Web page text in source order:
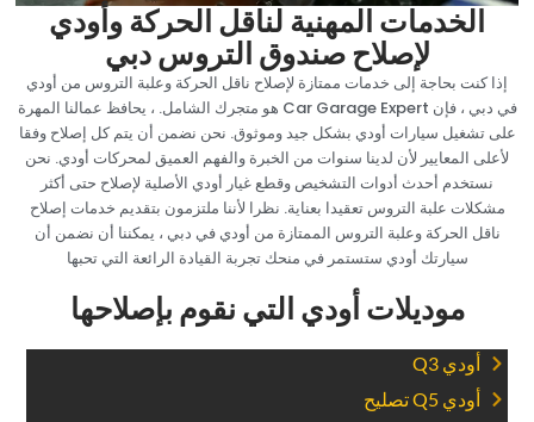
‏موديلات أودي التي نقوم بإصلاحها‏
‏أودي Q3‏
‏أودي Q5 تصليح‏
‏الخدمات المهنية لناقل الحركة وأودي
لإصلاح صندوق التروس دبي‏
‏إذا كنت بحاجة إلى خدمات ممتازة لإصلاح ناقل الحركة وعلبة التروس من أودي
في دبي ، فإن Car Garage Expert هو متجرك الشامل. ، يحافظ عمالنا المهرة
على تشغيل سيارات أودي بشكل جيد وموثوق. نحن نضمن أن يتم كل إصلاح وفقا
لأعلى المعايير لأن لدينا سنوات من الخبرة والفهم العميق لمحركات أودي. نحن
نستخدم أحدث أدوات التشخيص وقطع غيار أودي الأصلية لإصلاح حتى أكثر
مشكلات علبة التروس تعقيدا بعناية. نظرا لأننا ملتزمون بتقديم خدمات إصلاح
ناقل الحركة وعلبة التروس الممتازة من أودي في دبي ، يمكننا أن نضمن أن
سيارتك أودي ستستمر في منحك تجربة القيادة الرائعة التي تحبها‏